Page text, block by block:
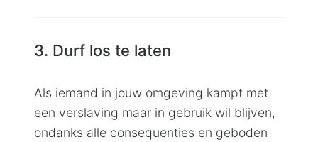
3. Durf los te laten
Als iemand in jouw omgeving kampt met
een verslaving maar in gebruik wil blijven,
ondanks alle consequenties en geboden